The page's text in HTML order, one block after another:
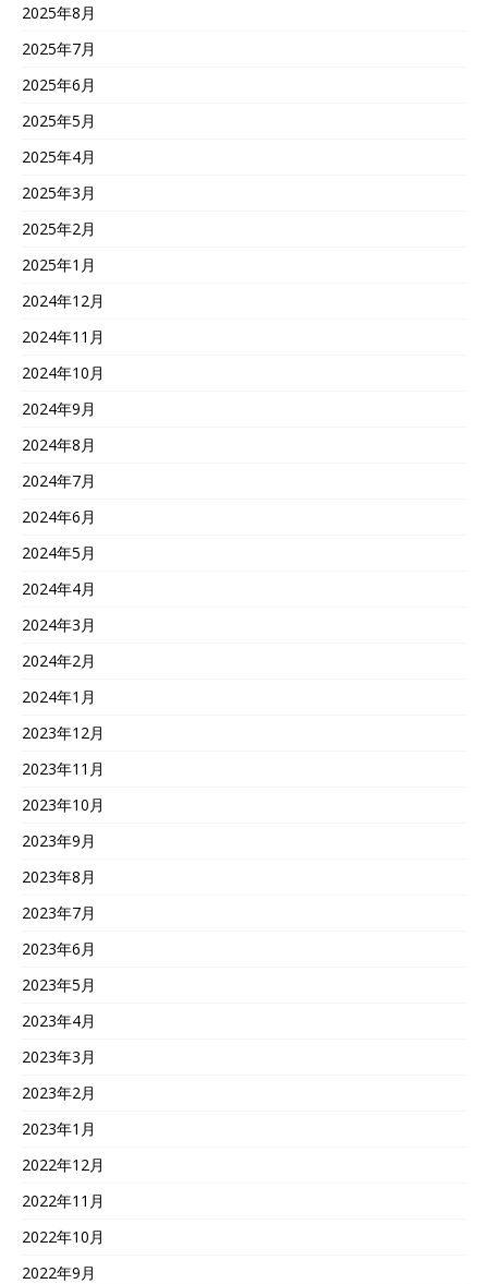
2025年8月
2025年7月
2025年6月
2025年5月
2025年4月
2025年3月
2025年2月
2025年1月
2024年12月
2024年11月
2024年10月
2024年9月
2024年8月
2024年7月
2024年6月
2024年5月
2024年4月
2024年3月
2024年2月
2024年1月
2023年12月
2023年11月
2023年10月
2023年9月
2023年8月
2023年7月
2023年6月
2023年5月
2023年4月
2023年3月
2023年2月
2023年1月
2022年12月
2022年11月
2022年10月
2022年9月